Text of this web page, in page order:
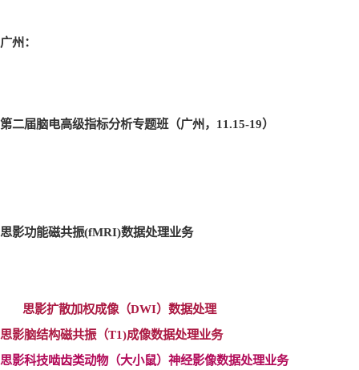
广州：
第二届脑电高级指标分析专题班（广州，11.15-19）
思影功能磁共振(fMRI)数据处理业务
思影扩散加权成像（DWI）数据处理
思影脑结构磁共振（T1)成像数据处理业务
思影科技啮齿类动物（大小鼠）神经影像数据处理业务